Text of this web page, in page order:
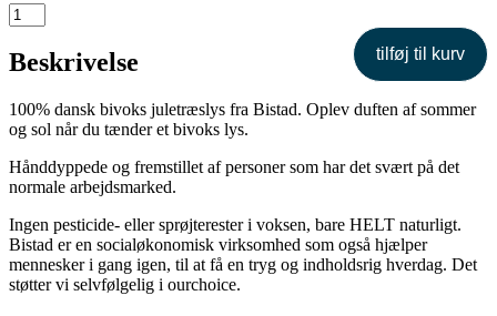
Juletræslys,
dansk
grøn
Bivoks
tilføj til kurv
Beskrivelse
100% dansk bivoks juletræslys fra Bistad. Oplev duften af sommer
og sol når du tænder et bivoks lys.
Hånddyppede og fremstillet af personer som har det svært på det
normale arbejdsmarked.
Ingen pesticide- eller sprøjterester i voksen, bare HELT naturligt.
Bistad er en socialøkonomisk virksomhed som også hjælper
mennesker i gang igen, til at få en tryg og indholdsrig hverdag. Det
støtter vi selvfølgelig i ourchoice.